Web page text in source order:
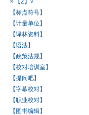
× 【Z】√
【标点符号】
【计量单位】
【译林资料】
【语法】
【政策法规】
【校对培训室】
【提问吧】
【字幕校对】
【职业校对】
【图书编辑】